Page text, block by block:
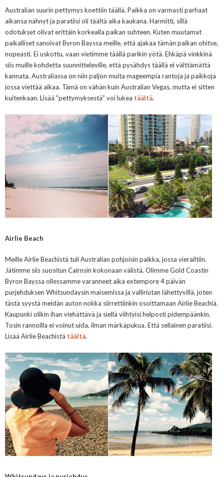
Australian suurin pettymys koettiin täällä. Paikka on varmasti parhaat
aikansa nähnyt ja paratiisi oli täältä aika kaukana. Harmitti, sillä
odotukset olivat erittäin korkealla paikan suhteen. Kuten muutamat
paikalliset sanoivat Byron Bayssa meille, että ajakaa tämän paikan ohitse,
nopeasti. Ei uskottu, vaan vietimme täällä parikin yötä. Ehkäpä vinkkinä
siis muille kohdetta suunnitteleville, että pysähdys täällä ei välttämättä
kannata. Australiassa on niin paljon muita mageempia rantoja ja paikkoja
jossa viettää aikaa. Tämä on vähän kuin Australian Vegas, mutta ei sitten
kuitenkaan. Lisää "pettymyksestä" voi lukea täältä.
Airlie Beach
Meille Airlie Beachistä tuli Australian pohjoisin paikka, jossa vierailtiin.
Jätimme siis suositun Cairnsin kokonaan välistä. Olimme Gold Coastin
Byron Bayssa ollessamme varanneet aika extempore 4 päivän
purjehduksen Whitsundaysin maisemissa ja valliriutan lähettyvillä, joten
tästä syystä meidän auton nokka siirrettiinkin osoittamaan Airlie Beachiä.
Kaupunki olikin ihan viehättävä ja siellä viihtyisi helposti pidempäänkin.
Tosin rannoilla ei voinut uida, ilman märkäpukua. Että sellainen paratiisi.
Lisää Airlie Beachistä täältä.